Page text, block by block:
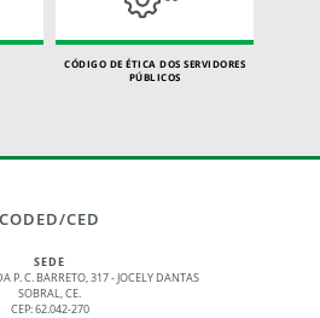
CÓDIGO DE ÉTICA DOS SERVIDORES
PÚBLICOS
CODED/CED
SEDE
P. C. BARRETO, 317 - JOCELY DANTAS
SOBRAL, CE.
CEP: 62.042-270